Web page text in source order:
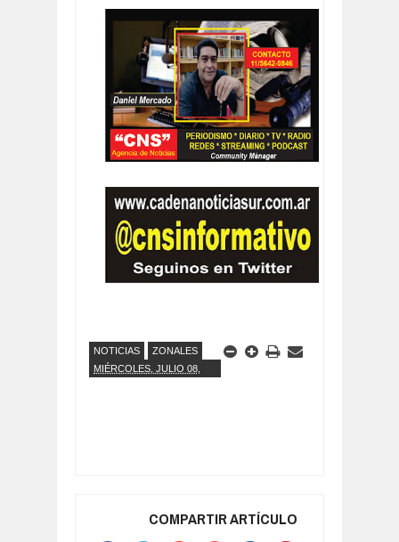
NOTICIAS
ZONALES
MIÉRCOLES, JULIO 08,
COMPARTIR ARTÍCULO